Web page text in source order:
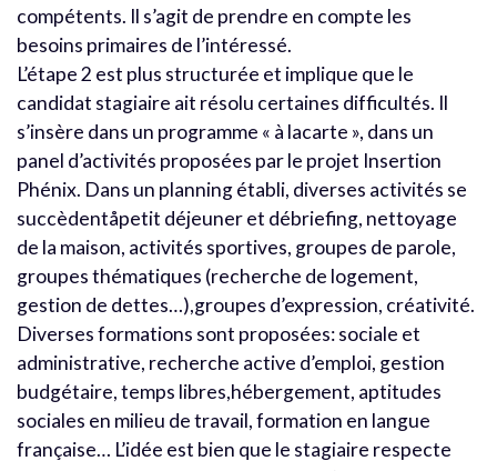
compétents. Il s’agit de prendre en compte les
besoins primaires de l’intéressé.
L’étape 2 est plus structurée et implique que le
candidat stagiaire ait résolu certaines difficultés. Il
s’insère dans un programme « à lacarte », dans un
panel d’activités proposées par le projet Insertion
Phénix. Dans un planning établi, diverses activités se
succèdentåpetit déjeuner et débriefing, nettoyage
de la maison, activités sportives, groupes de parole,
groupes thématiques (recherche de logement,
gestion de dettes…),groupes d’expression, créativité.
Diverses formations sont proposées: sociale et
administrative, recherche active d’emploi, gestion
budgétaire, temps libres,hébergement, aptitudes
sociales en milieu de travail, formation en langue
française… L’idée est bien que le stagiaire respecte